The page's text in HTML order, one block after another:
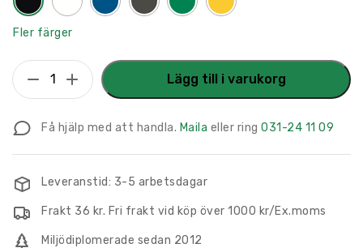
Fler färger
Flaggskylt
Information
x
150
mm
Lägg till i varukorg
Få hjälp med att handla. Maila eller ring 031-24 11 09
Leveranstid: 3-5 arbetsdagar
Frakt 36 kr. Fri frakt vid köp över 1000 kr/Ex.moms
Miljödiplomerade sedan 2012